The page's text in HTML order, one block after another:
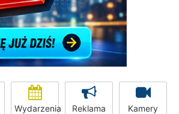
Wydarzenia Reklama Kamery